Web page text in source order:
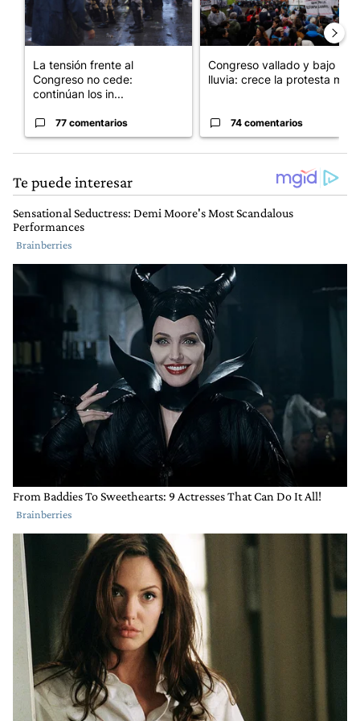
La tensión frente al
Congreso no cede:
continúan los in...
77 comentarios
Congreso vallado y bajo la
lluvia: crece la protesta mi...
74 comentarios